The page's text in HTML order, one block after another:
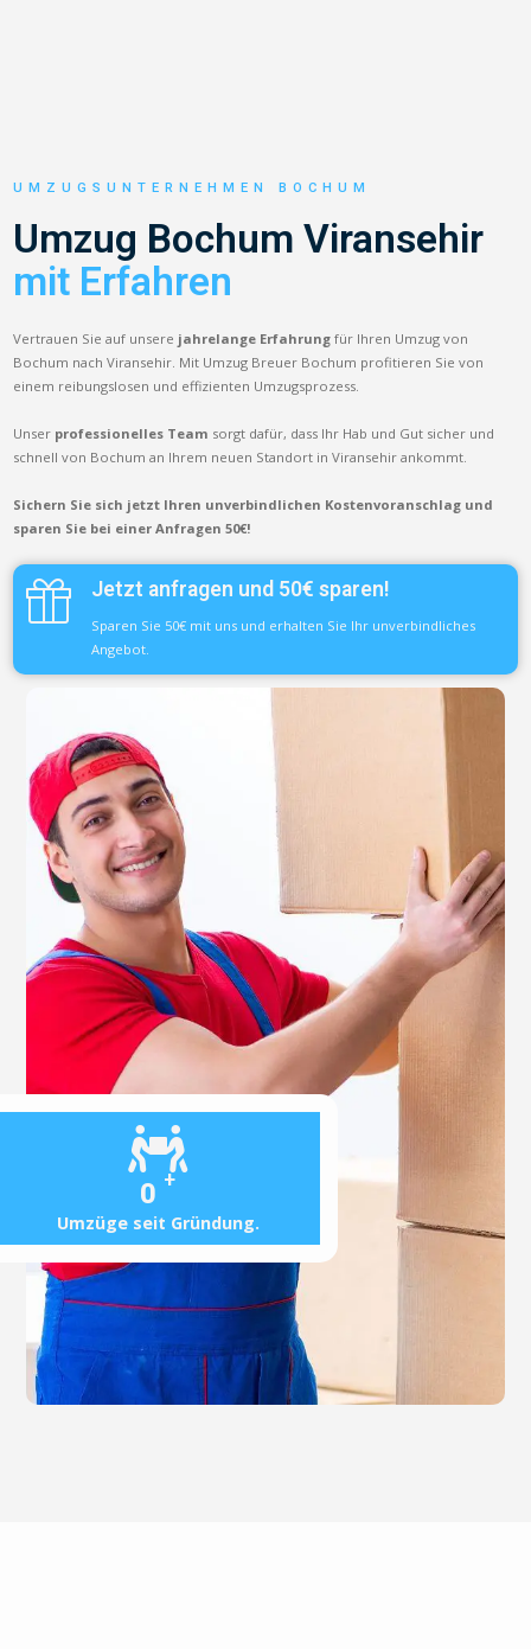
0 +
Umzüge seit Gründung.
UMZUGSUNTERNEHMEN BOCHUM
Umzug Bochum Viransehir
mit Erfahren
Vertrauen Sie auf unsere jahrelange Erfahrung für Ihren Umzug von
Bochum nach Viransehir. Mit Umzug Breuer Bochum profitieren Sie von
einem reibungslosen und effizienten Umzugsprozess.
Unser professionelles Team sorgt dafür, dass Ihr Hab und Gut sicher und
schnell von Bochum an Ihrem neuen Standort in Viransehir ankommt.
Sichern Sie sich jetzt Ihren unverbindlichen Kostenvoranschlag und
sparen Sie bei einer Anfragen 50€!
Jetzt anfragen und 50€ sparen!
Sparen Sie 50€ mit uns und erhalten Sie Ihr unverbindliches
Angebot.